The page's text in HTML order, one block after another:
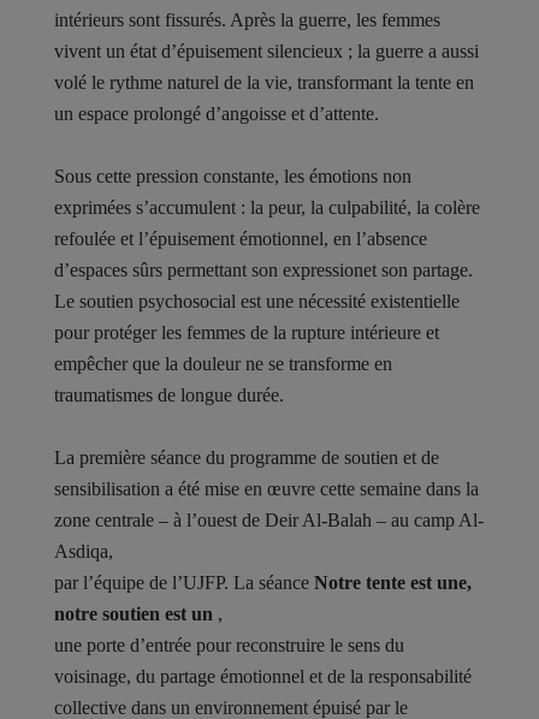
intérieurs sont fissurés. Après la guerre, les femmes
vivent un état d’épuisement silencieux ; la guerre a aussi
volé le rythme naturel de la vie, transformant la tente en
un espace prolongé d’angoisse et d’attente.
Sous cette pression constante, les émotions non
exprimées s’accumulent : la peur, la culpabilité, la colère
refoulée et l’épuisement émotionnel, en l’absence
d’espaces sûrs permettant son expressionet son partage.
Le soutien psychosocial est une nécessité existentielle
pour protéger les femmes de la rupture intérieure et
empêcher que la douleur ne se transforme en
traumatismes de longue durée.
La première séance du programme de soutien et de
sensibilisation a été mise en œuvre cette semaine dans la
zone centrale – à l’ouest de Deir Al-Balah – au camp Al-
Asdiqa,
par l’équipe de l’UJFP. La séance Notre tente est une,
notre soutien est un ,
une porte d’entrée pour reconstruire le sens du
voisinage, du partage émotionnel et de la responsabilité
collective dans un environnement épuisé par le